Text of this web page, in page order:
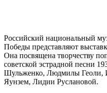
Российский национальный
Победы представляют
Она посвящена творчеству
советской эстрадной песни
Шульженко, Людмилы Геоли,
Яунзем, Лидии Руслановой.